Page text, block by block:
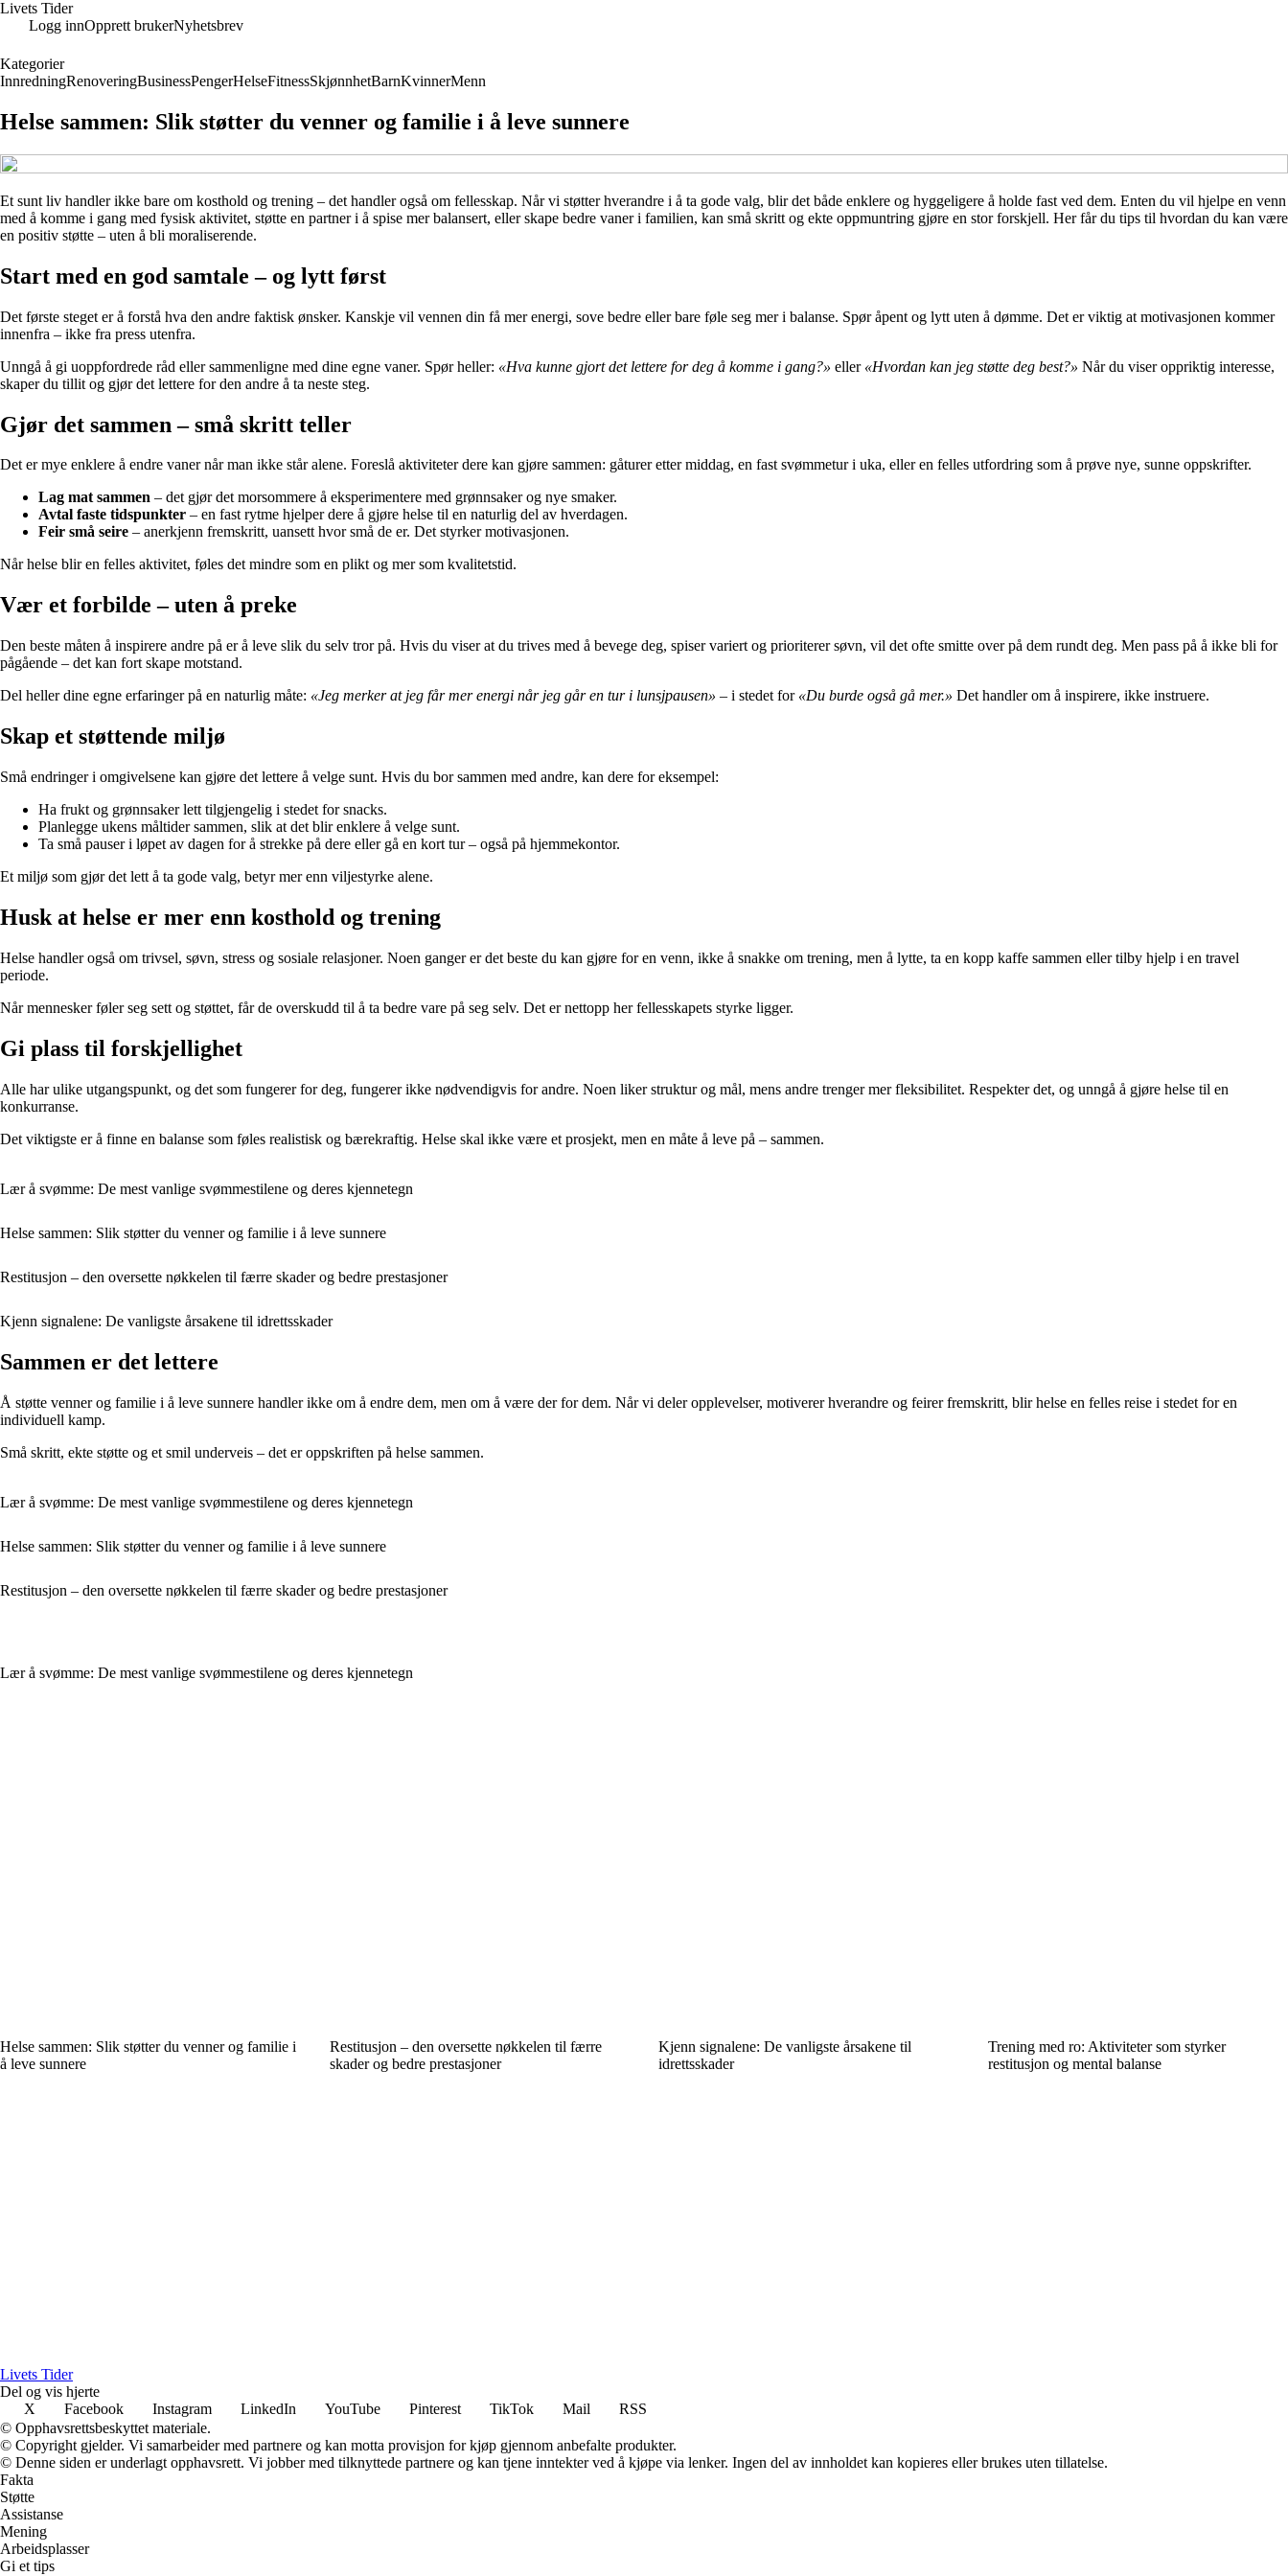
Livets Tider
Logg innOpprett brukerNyhetsbrev
Kategorier
InnredningRenoveringBusinessPengerHelseFitnessSkjønnhetBarnKvinnerMenn
Helse sammen: Slik støtter du venner og familie i å leve sunnere
Et sunt liv handler ikke bare om kosthold og trening – det handler også om fellesskap. Når vi støtter hverandre i å ta gode valg, blir det både enklere og hyggeligere å holde fast ved dem. Enten du vil hjelpe en venn
med å komme i gang med fysisk aktivitet, støtte en partner i å spise mer balansert, eller skape bedre vaner i familien, kan små skritt og ekte oppmuntring gjøre en stor forskjell. Her får du tips til hvordan du kan være
en positiv støtte – uten å bli moraliserende.
Start med en god samtale – og lytt først
Det første steget er å forstå hva den andre faktisk ønsker. Kanskje vil vennen din få mer energi, sove bedre eller bare føle seg mer i balanse. Spør åpent og lytt uten å dømme. Det er viktig at motivasjonen kommer
innenfra – ikke fra press utenfra.
Unngå å gi uoppfordrede råd eller sammenligne med dine egne vaner. Spør heller: «Hva kunne gjort det lettere for deg å komme i gang?» eller «Hvordan kan jeg støtte deg best?» Når du viser oppriktig interesse,
skaper du tillit og gjør det lettere for den andre å ta neste steg.
Gjør det sammen – små skritt teller
Det er mye enklere å endre vaner når man ikke står alene. Foreslå aktiviteter dere kan gjøre sammen: gåturer etter middag, en fast svømmetur i uka, eller en felles utfordring som å prøve nye, sunne oppskrifter.
Lag mat sammen – det gjør det morsommere å eksperimentere med grønnsaker og nye smaker.
Avtal faste tidspunkter – en fast rytme hjelper dere å gjøre helse til en naturlig del av hverdagen.
Feir små seire – anerkjenn fremskritt, uansett hvor små de er. Det styrker motivasjonen.
Når helse blir en felles aktivitet, føles det mindre som en plikt og mer som kvalitetstid.
Vær et forbilde – uten å preke
Den beste måten å inspirere andre på er å leve slik du selv tror på. Hvis du viser at du trives med å bevege deg, spiser variert og prioriterer søvn, vil det ofte smitte over på dem rundt deg. Men pass på å ikke bli for
pågående – det kan fort skape motstand.
Del heller dine egne erfaringer på en naturlig måte: «Jeg merker at jeg får mer energi når jeg går en tur i lunsjpausen» – i stedet for «Du burde også gå mer.» Det handler om å inspirere, ikke instruere.
Skap et støttende miljø
Små endringer i omgivelsene kan gjøre det lettere å velge sunt. Hvis du bor sammen med andre, kan dere for eksempel:
Ha frukt og grønnsaker lett tilgjengelig i stedet for snacks.
Planlegge ukens måltider sammen, slik at det blir enklere å velge sunt.
Ta små pauser i løpet av dagen for å strekke på dere eller gå en kort tur – også på hjemmekontor.
Et miljø som gjør det lett å ta gode valg, betyr mer enn viljestyrke alene.
Husk at helse er mer enn kosthold og trening
Helse handler også om trivsel, søvn, stress og sosiale relasjoner. Noen ganger er det beste du kan gjøre for en venn, ikke å snakke om trening, men å lytte, ta en kopp kaffe sammen eller tilby hjelp i en travel
periode.
Når mennesker føler seg sett og støttet, får de overskudd til å ta bedre vare på seg selv. Det er nettopp her fellesskapets styrke ligger.
Gi plass til forskjellighet
Alle har ulike utgangspunkt, og det som fungerer for deg, fungerer ikke nødvendigvis for andre. Noen liker struktur og mål, mens andre trenger mer fleksibilitet. Respekter det, og unngå å gjøre helse til en
konkurranse.
Det viktigste er å finne en balanse som føles realistisk og bærekraftig. Helse skal ikke være et prosjekt, men en måte å leve på – sammen.
Lær å svømme: De mest vanlige svømmestilene og deres kjennetegn
Helse sammen: Slik støtter du venner og familie i å leve sunnere
Restitusjon – den oversette nøkkelen til færre skader og bedre prestasjoner
Kjenn signalene: De vanligste årsakene til idrettsskader
Sammen er det lettere
Å støtte venner og familie i å leve sunnere handler ikke om å endre dem, men om å være der for dem. Når vi deler opplevelser, motiverer hverandre og feirer fremskritt, blir helse en felles reise i stedet for en
individuell kamp.
Små skritt, ekte støtte og et smil underveis – det er oppskriften på helse sammen.
Lær å svømme: De mest vanlige svømmestilene og deres kjennetegn
Helse sammen: Slik støtter du venner og familie i å leve sunnere
Restitusjon – den oversette nøkkelen til færre skader og bedre prestasjoner
Lær å svømme: De mest vanlige svømmestilene og deres kjennetegn
Helse sammen: Slik støtter du venner og familie i
å leve sunnere
Restitusjon – den oversette nøkkelen til færre
skader og bedre prestasjoner
Kjenn signalene: De vanligste årsakene til
idrettsskader
Trening med ro: Aktiviteter som styrker
restitusjon og mental balanse
Livets Tider
Del og vis hjerte
X
Facebook Instagram LinkedIn YouTube Pinterest TikTok Mail
RSS
© Opphavsrettsbeskyttet materiale.
© Copyright gjelder. Vi samarbeider med partnere og kan motta provisjon for kjøp gjennom anbefalte produkter.
© Denne siden er underlagt opphavsrett. Vi jobber med tilknyttede partnere og kan tjene inntekter ved å kjøpe via lenker. Ingen del av innholdet kan kopieres eller brukes uten tillatelse.
Fakta
Støtte
Assistanse
Mening
Arbeidsplasser
Gi et tips